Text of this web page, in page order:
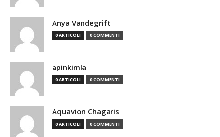
Anya Vandegrift
0 ARTICOLI 0 COMMENTI
apinkimla
0 ARTICOLI 0 COMMENTI
Aquavion Chagaris
0 ARTICOLI 0 COMMENTI